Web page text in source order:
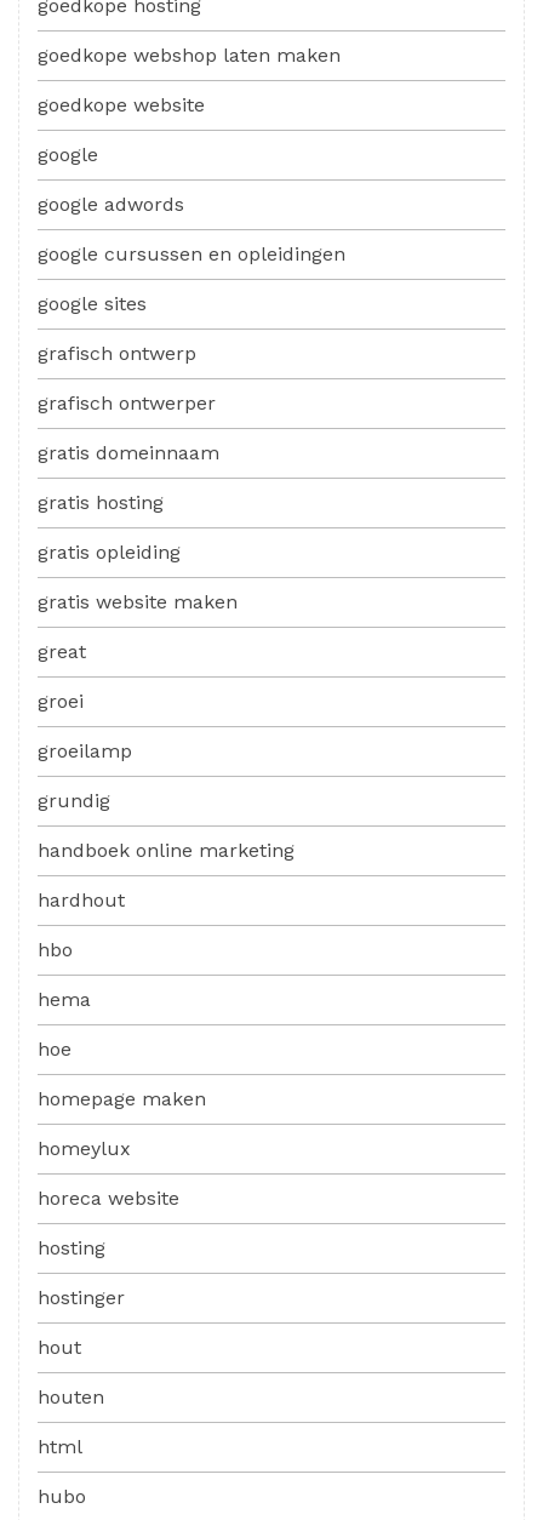
goedkope hosting
goedkope webshop laten maken
goedkope website
google
google adwords
google cursussen en opleidingen
google sites
grafisch ontwerp
grafisch ontwerper
gratis domeinnaam
gratis hosting
gratis opleiding
gratis website maken
great
groei
groeilamp
grundig
handboek online marketing
hardhout
hbo
hema
hoe
homepage maken
homeylux
horeca website
hosting
hostinger
hout
houten
html
hubo